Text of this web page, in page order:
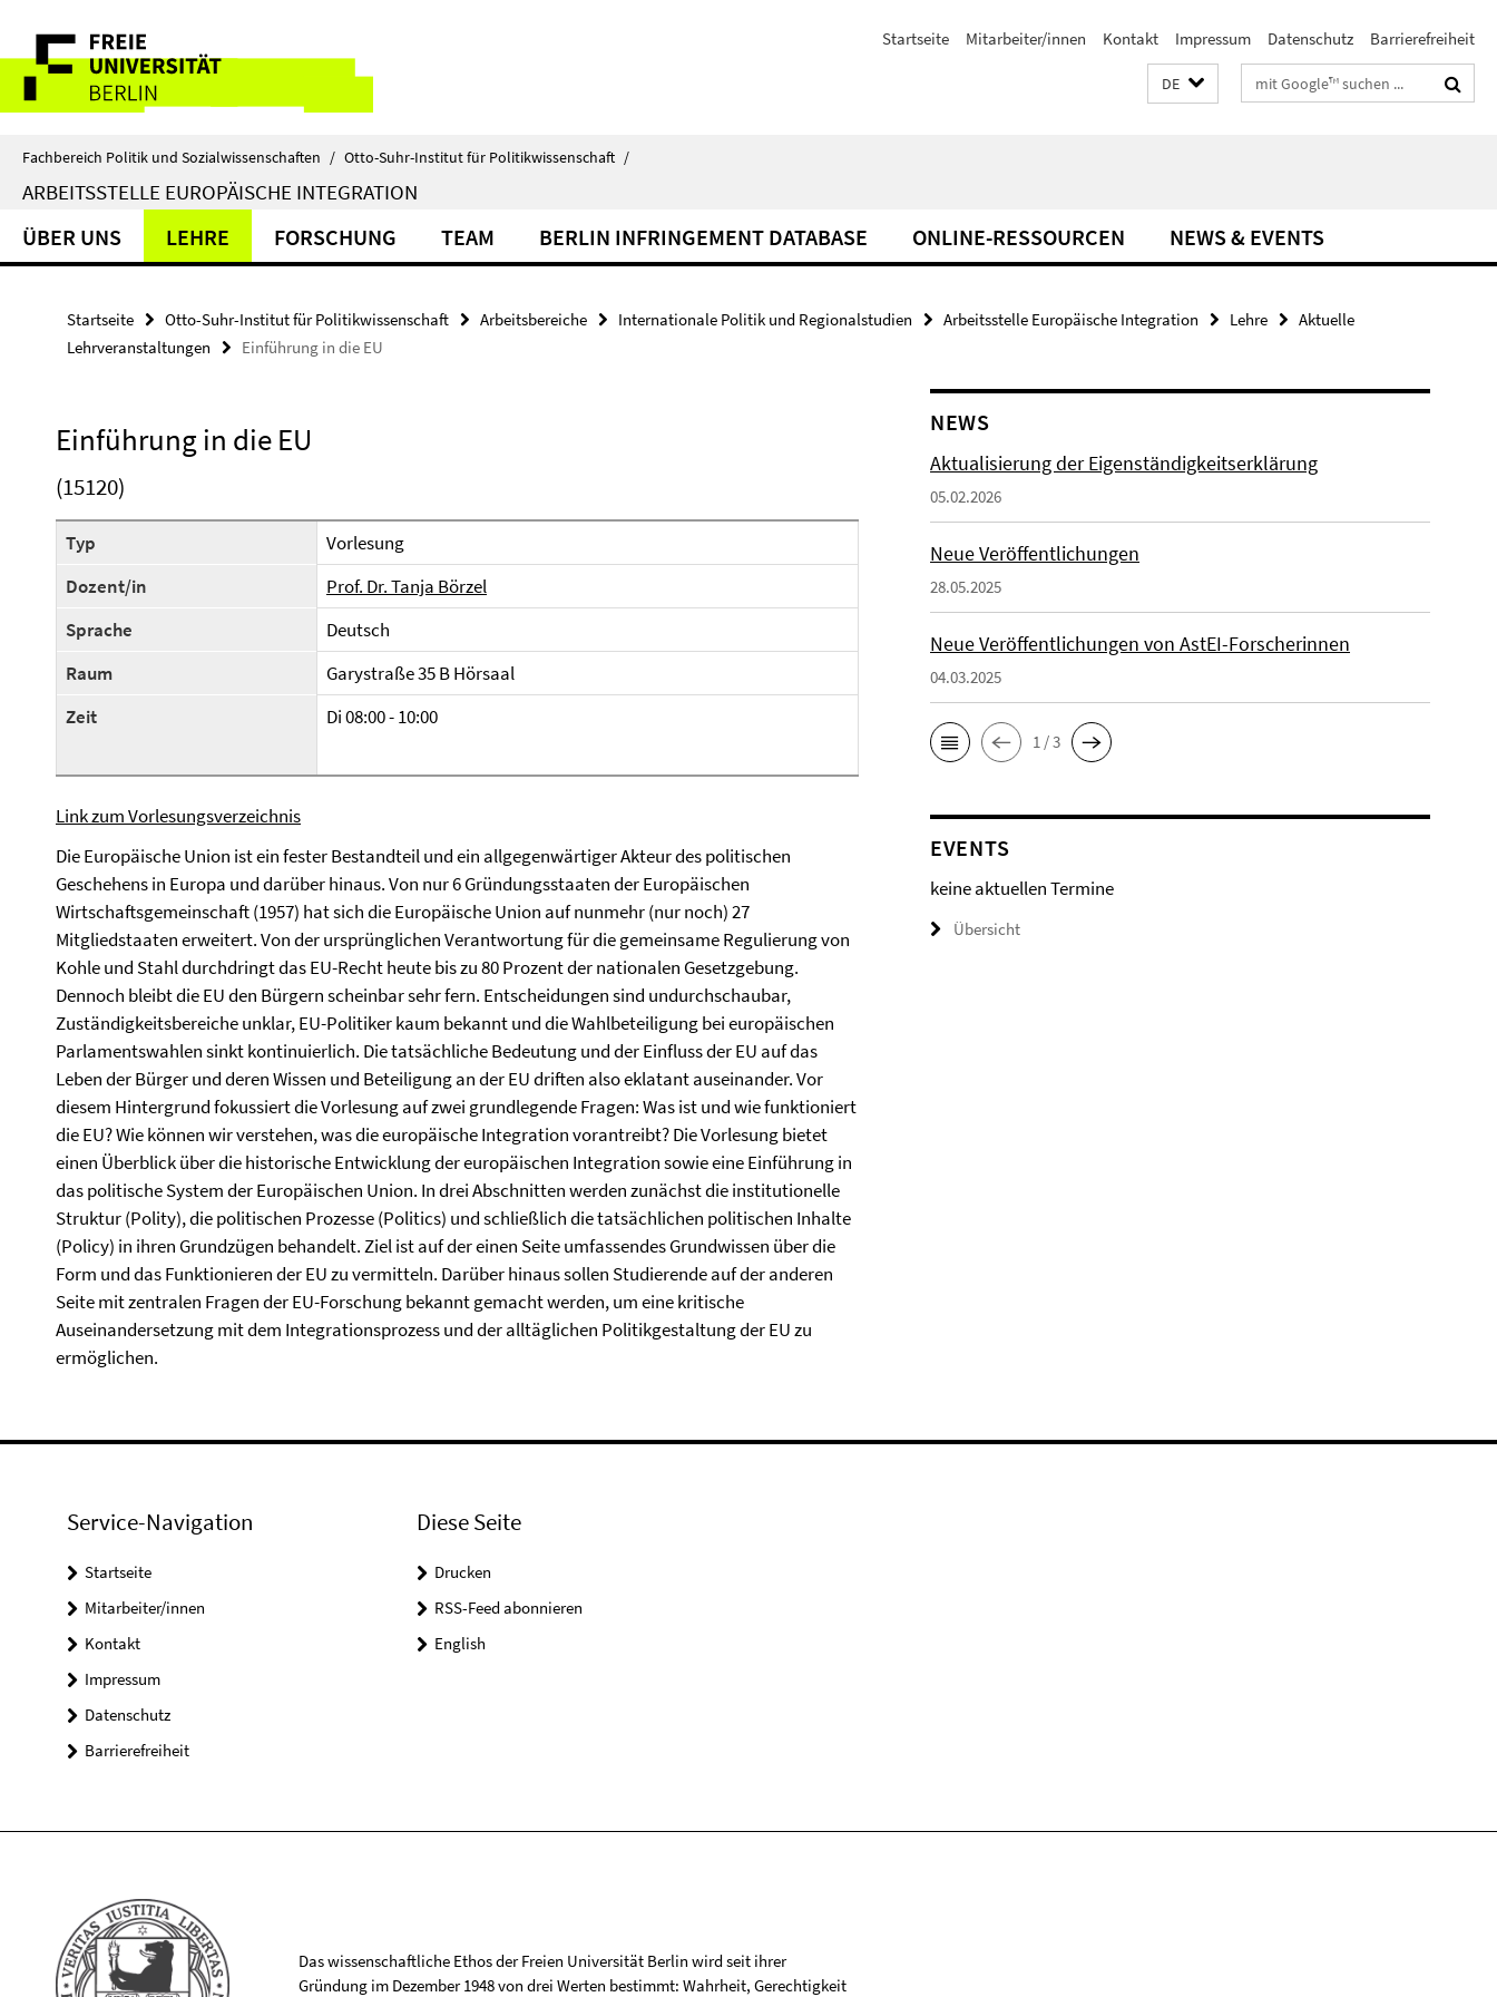
direkt
Inhalt
Service-
Navigation
Startseite Mitarbeiter/innen Kontakt Impressum Datenschutz Barrierefreiheit
DE Suchbegriffe
Fachbereich Politik und Sozialwissenschaften / Otto-Suhr-Institut für Politikwissenschaft /
ARBEITSSTELLE EUROPÄISCHE INTEGRATION
ÜBER UNS LEHRE FORSCHUNG TEAM BERLIN INFRINGEMENT DATABASE ONLINE-RESSOURCEN NEWS & EVENTS
Startseite Otto-Suhr-Institut für Politikwissenschaft Arbeitsbereiche Internationale Politik und Regionalstudien Arbeitsstelle Europäische Integration Lehre
Aktuelle
Lehrveranstaltungen
Einführung in die EU
Einführung in die EU
(15120)
Typ
Vorlesung
Dozent/in
Prof. Dr. Tanja Börzel
Sprache
Deutsch
Raum
Garystraße 35 B Hörsaal
Zeit
Di 08:00 - 10:00
Link zum Vorlesungsverzeichnis
Die Europäische Union ist ein fester Bestandteil und ein allgegenwärtiger Akteur des politischen
Geschehens in Europa und darüber hinaus. Von nur 6 Gründungsstaaten der Europäischen
Wirtschaftsgemeinschaft (1957) hat sich die Europäische Union auf nunmehr (nur noch) 27
Mitgliedstaaten erweitert. Von der ursprünglichen Verantwortung für die gemeinsame Regulierung von
Kohle und Stahl durchdringt das EU-Recht heute bis zu 80 Prozent der nationalen Gesetzgebung.
Dennoch bleibt die EU den Bürgern scheinbar sehr fern. Entscheidungen sind undurchschaubar,
Zuständigkeitsbereiche unklar, EU-Politiker kaum bekannt und die Wahlbeteiligung bei europäischen
Parlamentswahlen sinkt kontinuierlich. Die tatsächliche Bedeutung und der Einfluss der EU auf das
Leben der Bürger und deren Wissen und Beteiligung an der EU driften also eklatant auseinander. Vor
diesem Hintergrund fokussiert die Vorlesung auf zwei grundlegende Fragen: Was ist und wie funktioniert
die EU? Wie können wir verstehen, was die europäische Integration vorantreibt? Die Vorlesung bietet
einen Überblick über die historische Entwicklung der europäischen Integration sowie eine Einführung in
das politische System der Europäischen Union. In drei Abschnitten werden zunächst die institutionelle
Struktur (Polity), die politischen Prozesse (Politics) und schließlich die tatsächlichen politischen Inhalte
(Policy) in ihren Grundzügen behandelt. Ziel ist auf der einen Seite umfassendes Grundwissen über die
Form und das Funktionieren der EU zu vermitteln. Darüber hinaus sollen Studierende auf der anderen
Seite mit zentralen Fragen der EU-Forschung bekannt gemacht werden, um eine kritische
Auseinandersetzung mit dem Integrationsprozess und der alltäglichen Politikgestaltung der EU zu
ermöglichen.
NEWS
Aktualisierung der Eigenständigkeitserklärung
05.02.2026
Neue Veröffentlichungen
28.05.2025
Neue Veröffentlichungen von AstEI-Forscherinnen
04.03.2025
1 / 3
EVENTS
keine aktuellen Termine
Übersicht
Service-Navigation
Startseite
Mitarbeiter/innen
Kontakt
Impressum
Datenschutz
Barrierefreiheit
Diese Seite
Drucken
RSS-Feed abonnieren
English
Das wissenschaftliche Ethos der Freien Universität Berlin wird seit ihrer
Gründung im Dezember 1948 von drei Werten bestimmt: Wahrheit, Gerechtigkeit